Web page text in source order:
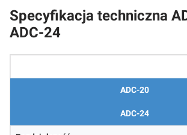
Specyfikacja techniczna
ADC-24
ADC-20
ADC-24